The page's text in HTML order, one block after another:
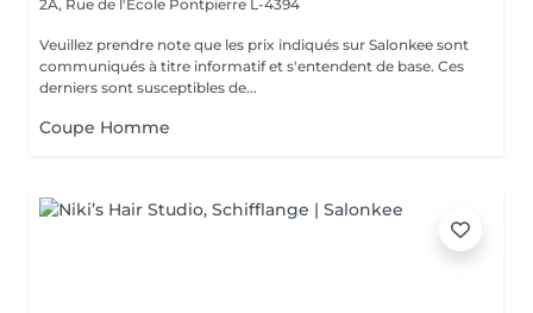
2A, Rue de l'Ecole Pontpierre L-4394
Veuillez prendre note que les prix indiqués sur Salonkee sont
communiqués à titre informatif et s'entendent de base. Ces
derniers sont susceptibles de...
Coupe Homme